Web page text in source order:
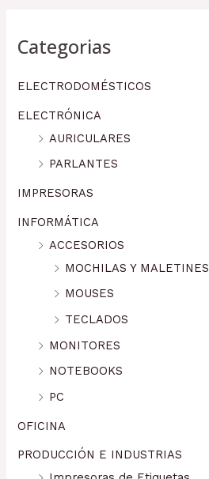
Categorias
ELECTRODOMÉSTICOS
ELECTRÓNICA
AURICULARES
PARLANTES
IMPRESORAS
INFORMÁTICA
ACCESORIOS
MOCHILAS Y MALETINES
MOUSES
TECLADOS
MONITORES
NOTEBOOKS
PC
OFICINA
PRODUCCIÓN E INDUSTRIAS